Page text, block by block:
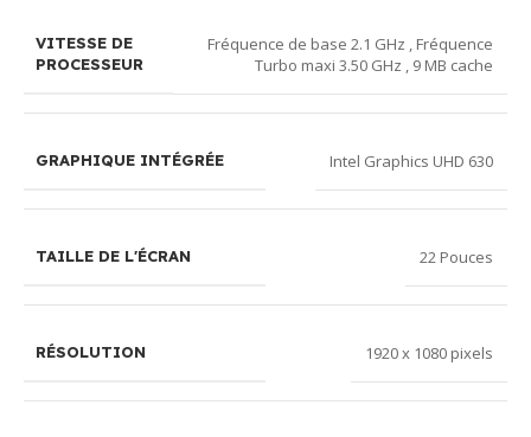
VITESSE DE
PROCESSEUR
Fréquence de base 2.1 GHz , Fréquence
Turbo maxi 3.50 GHz , 9 MB cache
GRAPHIQUE INTÉGRÉE Intel Graphics UHD 630
TAILLE DE L'ÉCRAN 22 Pouces
RÉSOLUTION 1920 x 1080 pixels